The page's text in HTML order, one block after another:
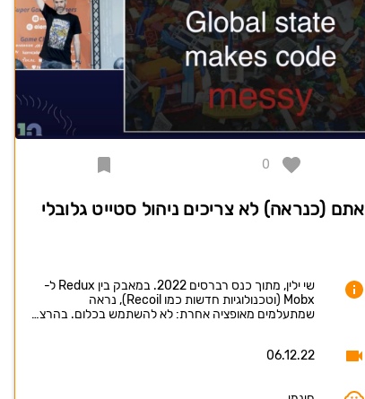
0
אתם (כנראה) לא צריכים ניהול סטייט גלובלי
שי ילין, מתוך כנס רברסים 2022. במאבק בין Redux ל-
Mobx (וטכנולוגיות חדשות כמו Recoil), נראה
שמתעלמים מאופציה אחרת: לא להשתמש בכלום. בהרצ…
06.12.22